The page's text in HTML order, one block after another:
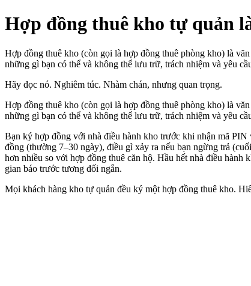
Hợp đồng thuê kho tự quản
Hợp đồng thuê kho (còn gọi là hợp đồng thuê phòng kho) là
những gì bạn có thể và không thể lưu trữ, trách nhiệm và yêu
Hãy đọc nó. Nghiêm túc. Nhàm chán, nhưng quan trọng.
Hợp đồng thuê kho (còn gọi là hợp đồng thuê phòng kho) là
những gì bạn có thể và không thể lưu trữ, trách nhiệm và yêu
Bạn ký hợp đồng với nhà điều hành kho trước khi nhận mã
đồng (thường 7–30 ngày), điều gì xảy ra nếu bạn ngừng trả
hơn nhiều so với hợp đồng thuê căn hộ. Hầu hết nhà điều
gian báo trước tương đối ngắn.
Mọi khách hàng kho tự quản đều ký một hợp đồng thuê kho.